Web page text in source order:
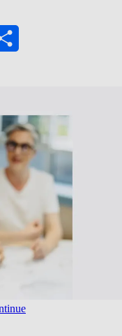
Partager